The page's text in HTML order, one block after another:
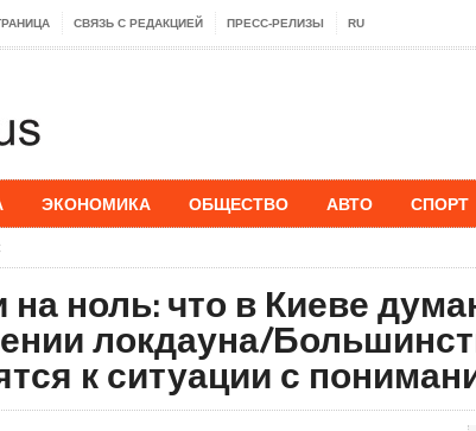
СВЯЗЬ С РЕДАКЦИЕЙ ПРЕСС-РЕЛИЗЫ RU
ЭКОНОМИКА ОБЩЕСТВО АВТО СПОРТ
ноль: что в Киеве
локдауна/
к ситуации с